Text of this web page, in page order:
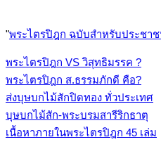
"พระไตรปิฎก ฉบับสำหรับประชา
พระไตรปิฎก VS วิสุทธิมรรค ?
พระไตรปิฎก ส.ธรรมภักดี คือ?
ส่งบุษบกไม้สักปิดทอง ทั่วประเทศ
บุษบกไม้สัก-พระบรมสารีริกธาตุ
เนื้อหาภายในพระไตรปิฎก 45 เล่ม